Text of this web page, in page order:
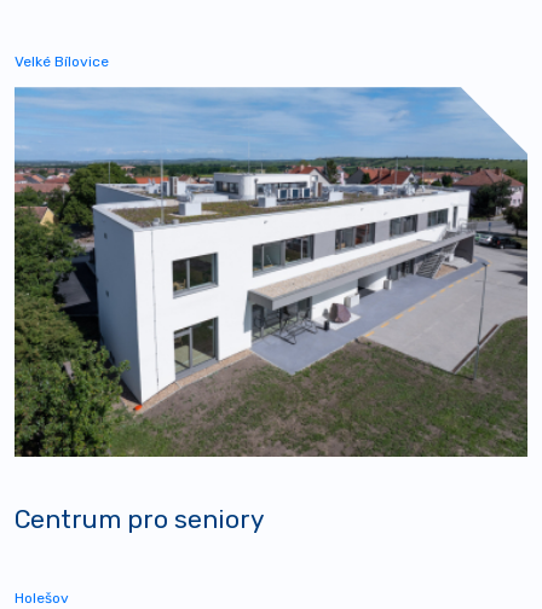
Velké Bílovice
Centrum pro seniory
Holešov